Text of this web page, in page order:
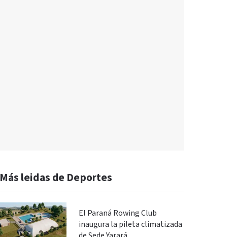
Más leidas de Deportes
El Paraná Rowing Club
inaugura la pileta climatizada